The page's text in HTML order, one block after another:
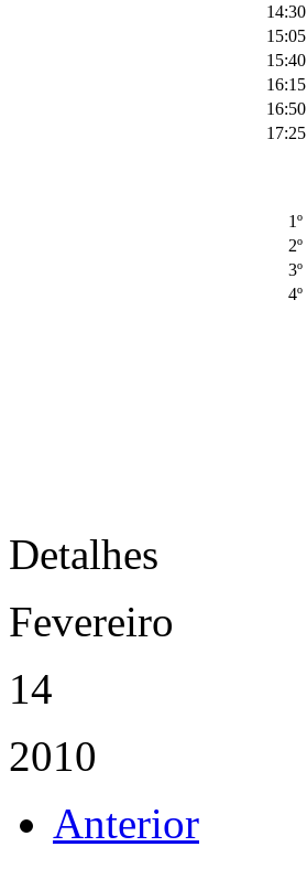
14:30
15:05
15:40
16:15
16:50
17:25
1º
2º
3º
4º
Detalhes
Fevereiro
14
2010
Anterior